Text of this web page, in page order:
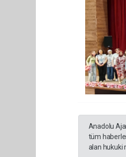
Anadolu
tüm
alan hukuki